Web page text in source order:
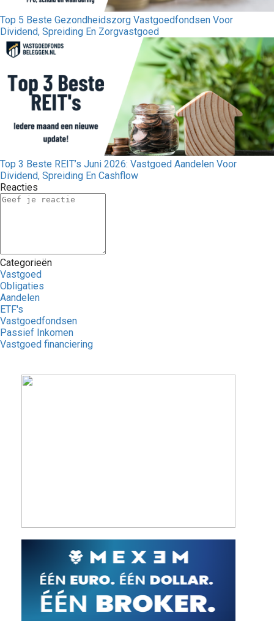
Top 5 Beste Gezondheidszorg Vastgoedfondsen Voor
Dividend, Spreiding En Zorgvastgoed
Top 3 Beste REIT’s Juni 2026: Vastgoed Aandelen Voor
Dividend, Spreiding En Cashflow
Reacties
Categorieën
Vastgoed
Obligaties
Aandelen
ETF's
Vastgoedfondsen
Passief Inkomen
Vastgoed financiering